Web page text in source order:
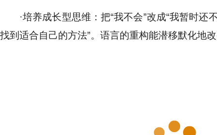
·培养成长型思维：把“我不会”改成“我暂时还
找到适合自己的方法”。语言的重构能潜移默化地